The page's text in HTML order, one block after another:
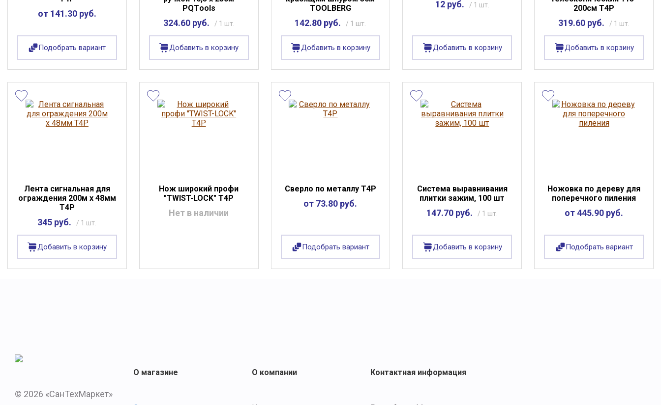
от 141.30 руб.
Подобрать вариант
PQТools
324.60 руб. / 1 шт.
Добавить в корзину
TOOLBERG
142.80 руб. / 1 шт.
Добавить в корзину
12 руб. / 1 шт.
Добавить в корзину
200см T4P
319.60 руб. / 1 шт.
Добавить в корзину
Лента сигнальная для
ограждения 200м х 48мм
Т4Р
345 руб. / 1 шт.
Добавить в корзину
Нож широкий профи
"TWIST-LOCK" T4P
Нет в наличии
Сверло по металлу Т4Р
от 73.80 руб.
Подобрать вариант
Система выравнивания
плитки зажим, 100 шт
147.70 руб. / 1 шт.
Добавить в корзину
Ножовка по дереву для
поперечного пиления
от 445.90 руб.
Подобрать вариант
© 2026 «СанТехМаркет»
О магазине О компании Контактная информация